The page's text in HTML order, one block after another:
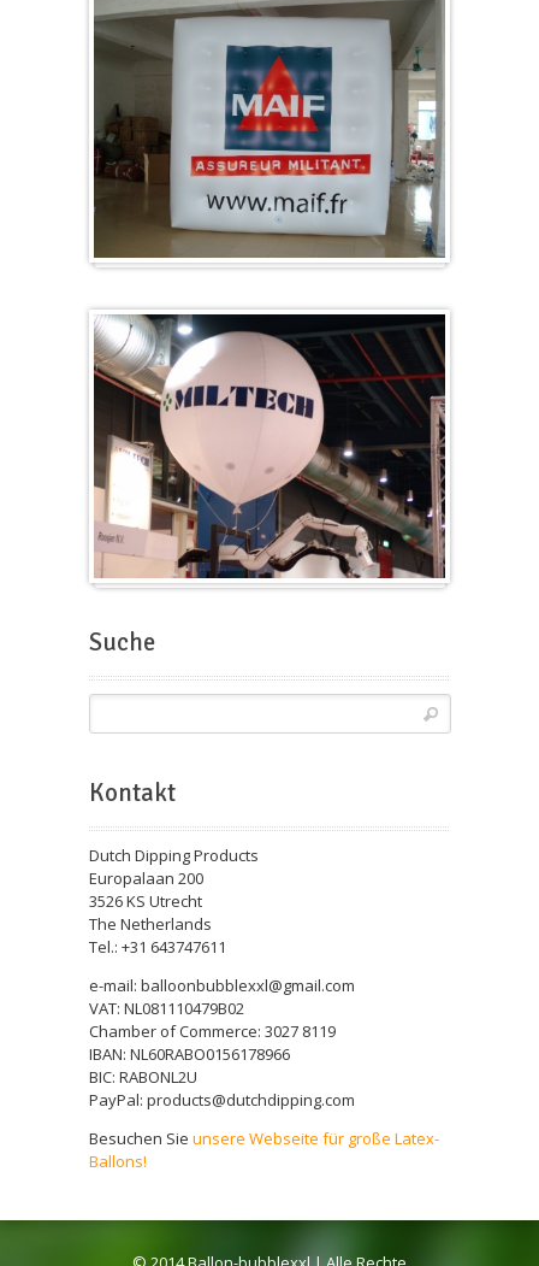
Suche
Kontakt
Dutch Dipping Products
Europalaan 200
3526 KS Utrecht
The Netherlands
Tel.: +31 643747611
e-mail: balloonbubblexxl@gmail.com
VAT: NL081110479B02
Chamber of Commerce: 3027 8119
IBAN: NL60RABO0156178966
BIC: RABONL2U
PayPal: products@dutchdipping.com
Besuchen Sie unsere Webseite für große Latex-
Ballons!